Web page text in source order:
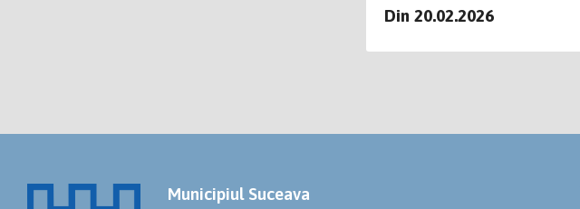
Din 20.02.2026
Municipiul Suceava